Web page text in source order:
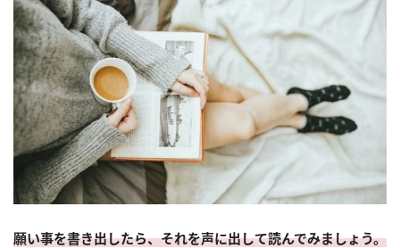
願い事を書き出したら、それを声に出して読んでみましょう。